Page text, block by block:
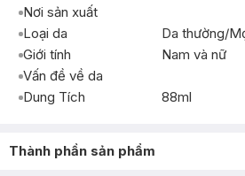
Nơi sản xuất
Loại da
Da thường/
Giới tính
Nam và nữ
Vấn đề về da
Dung Tích
88ml
Thành phần sản phẩm